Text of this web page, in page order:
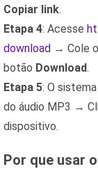
Copiar link.
Etapa 4: Acesse
download → Cole
botão Download.
Etapa 5: O
do áudio MP3 →
dispositivo.
Por que usar